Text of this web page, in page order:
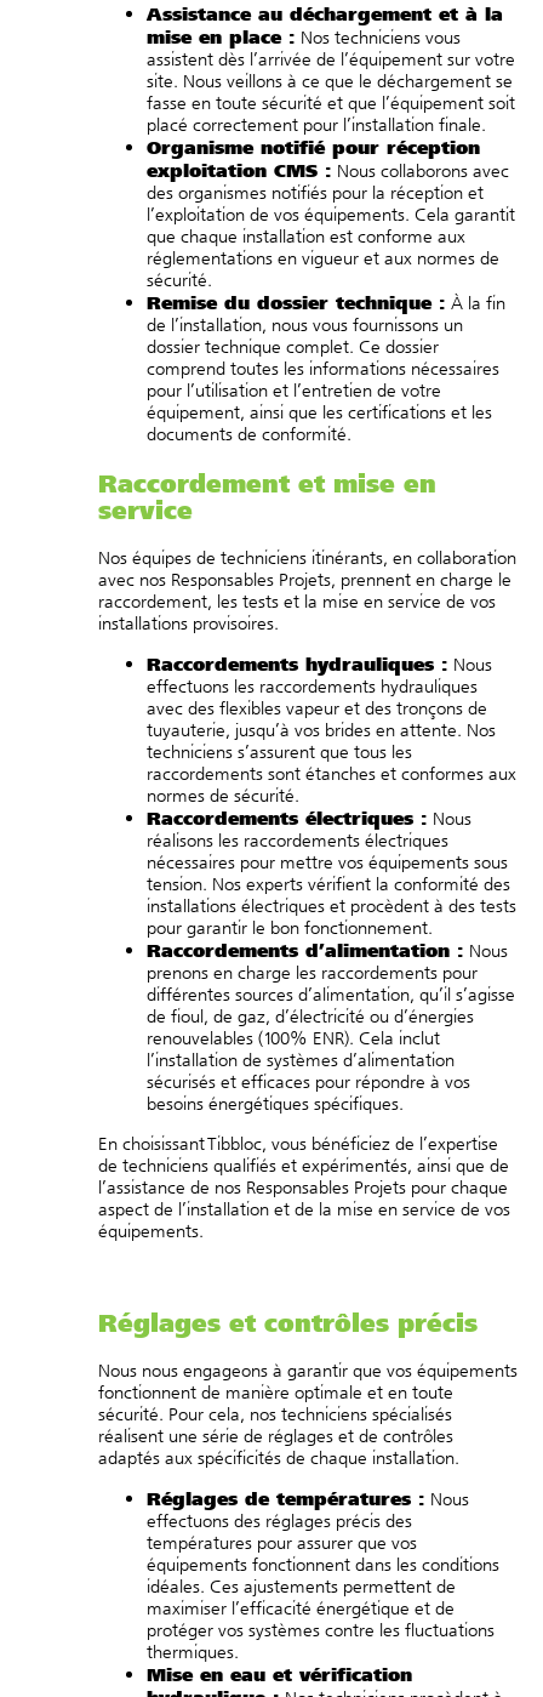
Assistance au déchargement et à la
mise en place : Nos techniciens vous
assistent dès l’arrivée de l’équipement sur votre
site. Nous veillons à ce que le déchargement se
fasse en toute sécurité et que l’équipement soit
placé correctement pour l’installation finale.
Organisme notifié pour réception
exploitation CMS : Nous collaborons avec
des organismes notifiés pour la réception et
l’exploitation de vos équipements. Cela garantit
que chaque installation est conforme aux
réglementations en vigueur et aux normes de
sécurité.
Remise du dossier technique : À la fin
de l’installation, nous vous fournissons un
dossier technique complet. Ce dossier
comprend toutes les informations nécessaires
pour l’utilisation et l’entretien de votre
équipement, ainsi que les certifications et les
documents de conformité.
Raccordement et mise en
service
Nos équipes de techniciens itinérants, en collaboration
avec nos Responsables Projets, prennent en charge le
raccordement, les tests et la mise en service de vos
installations provisoires.
Raccordements hydrauliques : Nous
effectuons les raccordements hydrauliques
avec des flexibles vapeur et des tronçons de
tuyauterie, jusqu’à vos brides en attente. Nos
techniciens s’assurent que tous les
raccordements sont étanches et conformes aux
normes de sécurité.
Raccordements électriques : Nous
réalisons les raccordements électriques
nécessaires pour mettre vos équipements sous
tension. Nos experts vérifient la conformité des
installations électriques et procèdent à des tests
pour garantir le bon fonctionnement.
Raccordements d’alimentation : Nous
prenons en charge les raccordements pour
différentes sources d’alimentation, qu’il s’agisse
de fioul, de gaz, d’électricité ou d’énergies
renouvelables (100% ENR). Cela inclut
l’installation de systèmes d’alimentation
sécurisés et efficaces pour répondre à vos
besoins énergétiques spécifiques.
En choisissant Tibbloc, vous bénéficiez de l’expertise
de techniciens qualifiés et expérimentés, ainsi que de
l’assistance de nos Responsables Projets pour chaque
aspect de l’installation et de la mise en service de vos
équipements.
Réglages et contrôles précis
Nous nous engageons à garantir que vos équipements
fonctionnent de manière optimale et en toute
sécurité. Pour cela, nos techniciens spécialisés
réalisent une série de réglages et de contrôles
adaptés aux spécificités de chaque installation.
Réglages de températures : Nous
effectuons des réglages précis des
températures pour assurer que vos
équipements fonctionnent dans les conditions
idéales. Ces ajustements permettent de
maximiser l’efficacité énergétique et de
protéger vos systèmes contre les fluctuations
thermiques.
Mise en eau et vérification